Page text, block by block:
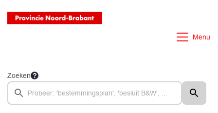
Ga naar de inhoud van deze pagina
Ga naar het zoeken
Ga naar het menu
Menu
Zoeken